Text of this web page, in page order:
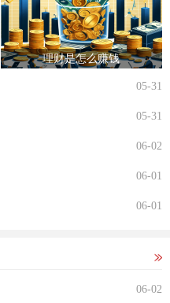
理财是怎么赚钱
05-31
05-31
06-02
06-01
06-01
06-02